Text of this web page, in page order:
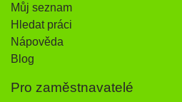
Můj seznam
Hledat práci
Nápověda
Blog
Pro zaměstnavatelé